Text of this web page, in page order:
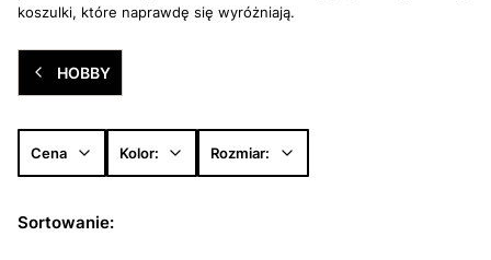
koszulki, które naprawdę się wyróżniają.
HOBBY
Cena Kolor: Rozmiar:
Lista produktów
Sortowanie: